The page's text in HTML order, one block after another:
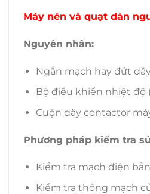
Máy nén và quạt dàn
Nguyên nhân:
Ngắn mạch hay đứt
Bộ điều khiển nhiệt độ
Cuộn dây contactor
Phương pháp kiểm tra
Kiểm tra mạch điện
Kiểm tra thông mạch